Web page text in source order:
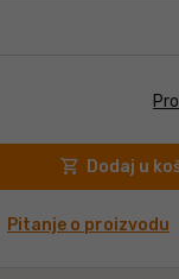
shopping_cart Dodaj u
Pitanje o proizvodu